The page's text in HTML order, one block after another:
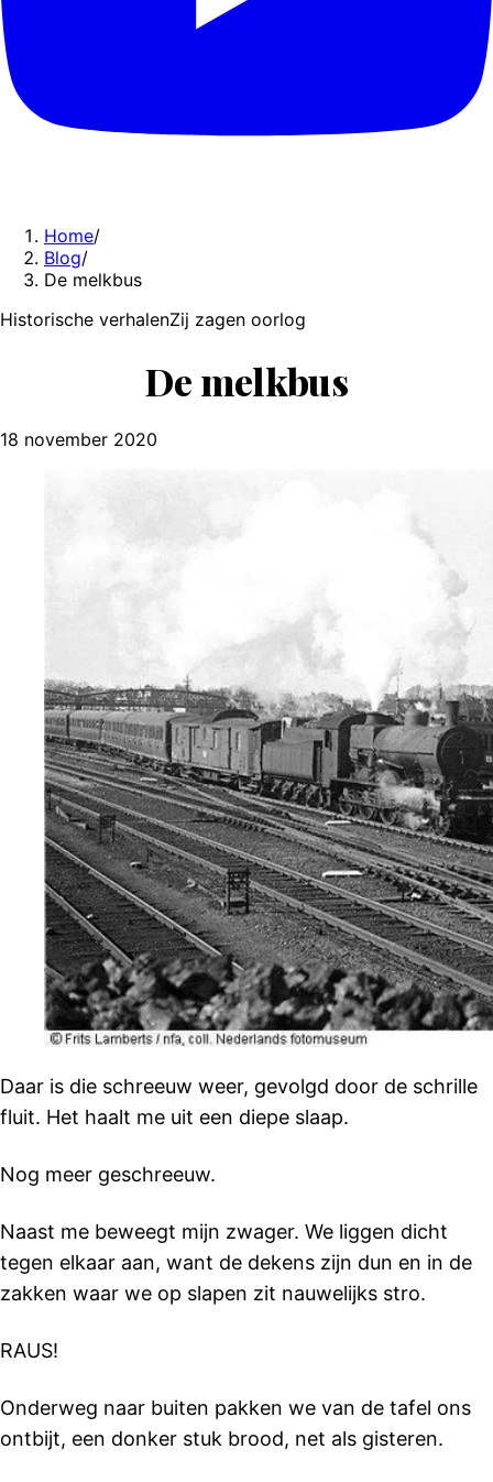
Home/
Blog/
De melkbus
Historische verhalenZij zagen oorlog
De melkbus
18 november 2020
Daar is die schreeuw weer, gevolgd door de schrille
fluit. Het haalt me uit een diepe slaap.
Nog meer geschreeuw.
Naast me beweegt mijn zwager. We liggen dicht
tegen elkaar aan, want de dekens zijn dun en in de
zakken waar we op slapen zit nauwelijks stro.
RAUS!
Onderweg naar buiten pakken we van de tafel ons
ontbijt, een donker stuk brood, net als gisteren.